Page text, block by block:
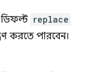
ডিফল্ট replace
করতে পারবেন।